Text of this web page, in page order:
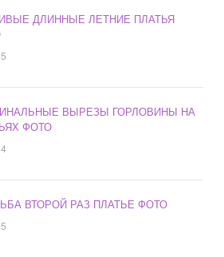
ДЛИННЫЕ ЛЕТНИЕ ПЛАТЬЯ
ВЫРЕЗЫ ГОРЛОВИНЫ НА
ФОТО
ВТОРОЙ РАЗ ПЛАТЬЕ ФОТО